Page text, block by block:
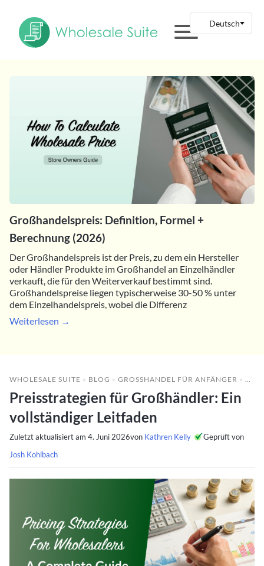
Großhandelspreis: Definition, Formel +
Berechnung (2026)
Der Großhandelspreis ist der Preis, zu dem ein Hersteller
oder Händler Produkte im Großhandel an Einzelhändler
verkauft, die für den Weiterverkauf bestimmt sind.
Großhandelspreise liegen typischerweise 30-50 % unter
dem Einzelhandelspreis, wobei die Differenz
Weiterlesen →
WHOLESALE SUITE » BLOG » GROSSHANDEL FÜR ANFÄNGER »
Preisstrategien für Großhändler: Ein
vollständiger Leitfaden
Zuletzt aktualisiert am 4. Juni 2026von Kathren Kelly
Geprüft von
Josh Kohlbach